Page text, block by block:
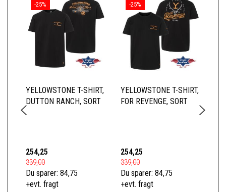
-25%
YELLOWSTONE T-SHIRT,
DUTTON RANCH, SORT
254,25
339,00
Du sparer: 84,75
+evt. fragt
-25%
YELLOWSTONE T-SHIRT,
FOR REVENGE, SORT
254,25
339,00
Du sparer: 84,75
+evt. fragt